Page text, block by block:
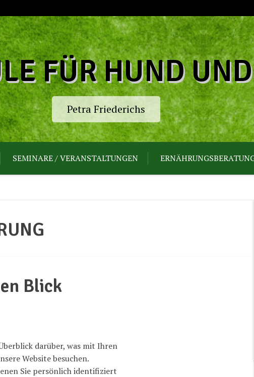
FÜR HUND
Petra Friederichs
SEMINARE / VERANSTALTUNGEN
Blick
darüber, was mit Ihren
Website besuchen.
Sie persönlich identifiziert